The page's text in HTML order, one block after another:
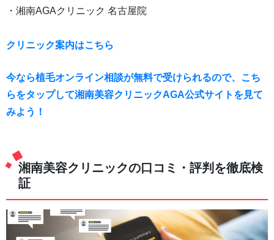
・湘南AGAクリニック 名古屋院
クリニック案内はこちら
今なら植毛オンライン相談が無料で受けられるので、こち
らをタップして湘南美容クリニックAGA公式サイトを見て
みよう！
湘南美容クリニックの口コミ・評判を徹底検
証